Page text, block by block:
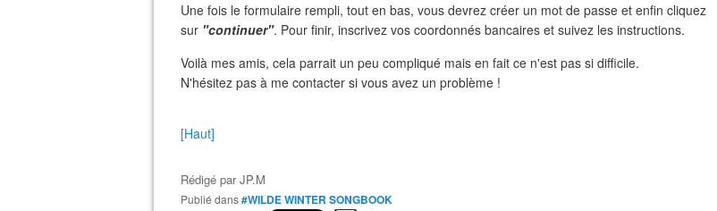
Une fois le formulaire rempli, tout en bas, vous devrez créer un mot de passe et enfin cliquez
sur "continuer". Pour finir, inscrivez vos coordonnés bancaires et suivez les instructions.
Voilà mes amis, cela parrait un peu compliqué mais en fait ce n'est pas si difficile.
N'hésitez pas à me contacter si vous avez un problème !
[Haut]
Rédigé parJP.M
Publié dans#WILDE WINTER SONGBOOK